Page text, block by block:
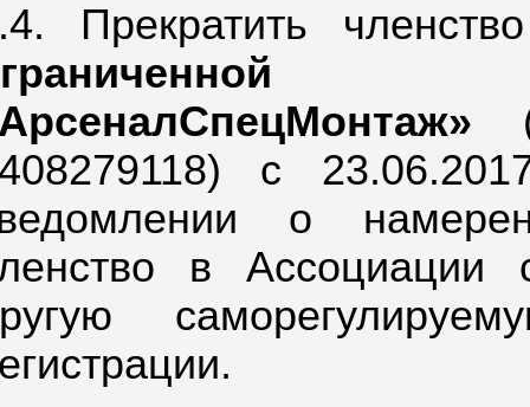
Прекратить
с
о
в